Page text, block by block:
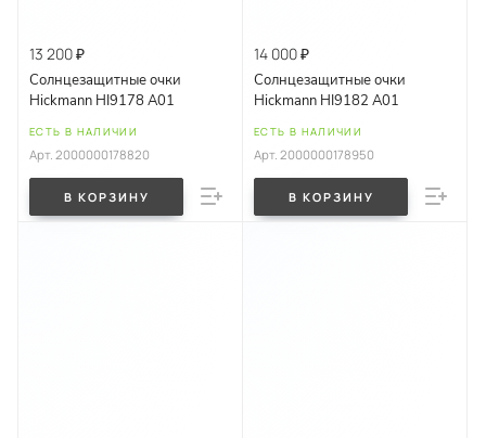
13 200 ₽
Солнцезащитные очки
Hickmann HI9178 A01
ЕСТЬ В НАЛИЧИИ
Арт. 2000000178820
В КОРЗИНУ
14 000 ₽
Солнцезащитные очки
Hickmann HI9182 A01
ЕСТЬ В НАЛИЧИИ
Арт. 2000000178950
В КОРЗИНУ